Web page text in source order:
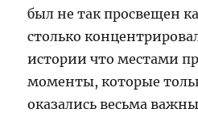
был не так просвещен
столько
истории что местами
моменты, которые
оказались весьма